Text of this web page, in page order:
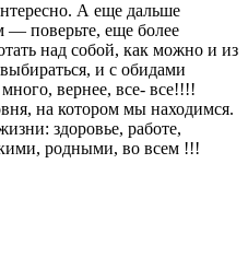
А еще дальше
— поверьте, еще более
над собой, как можно и из
и с обидами
вернее, все- все!!!!
на котором мы находимся.
здоровье, работе,
родными, во всем !!!